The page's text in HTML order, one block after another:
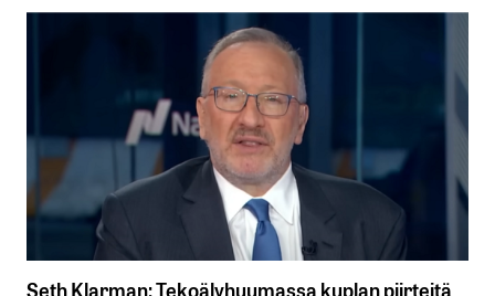
Seth Klarman: Tekoälyhuumassa kuplan piirteitä